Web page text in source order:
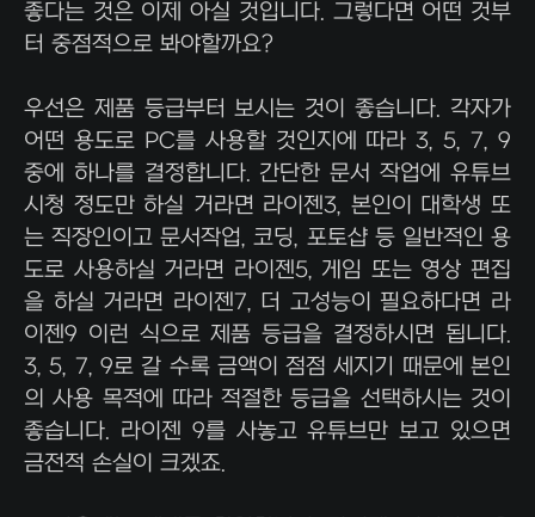
좋다는 것은 이제 아실 것입니다. 그렇다면 어떤 것부
터 중점적으로 봐야할까요?
우선은 제품 등급부터 보시는 것이 좋습니다. 각자가
어떤 용도로 PC를 사용할 것인지에 따라 3, 5, 7, 9
중에 하나를 결정합니다. 간단한 문서 작업에 유튜브
시청 정도만 하실 거라면 라이젠3, 본인이 대학생 또
는 직장인이고 문서작업, 코딩, 포토샵 등 일반적인 용
도로 사용하실 거라면 라이젠5, 게임 또는 영상 편집
을 하실 거라면 라이젠7, 더 고성능이 필요하다면 라
이젠9 이런 식으로 제품 등급을 결정하시면 됩니다.
3, 5, 7, 9로 갈 수록 금액이 점점 세지기 때문에 본인
의 사용 목적에 따라 적절한 등급을 선택하시는 것이
좋습니다. 라이젠 9를 사놓고 유튜브만 보고 있으면
금전적 손실이 크겠죠.